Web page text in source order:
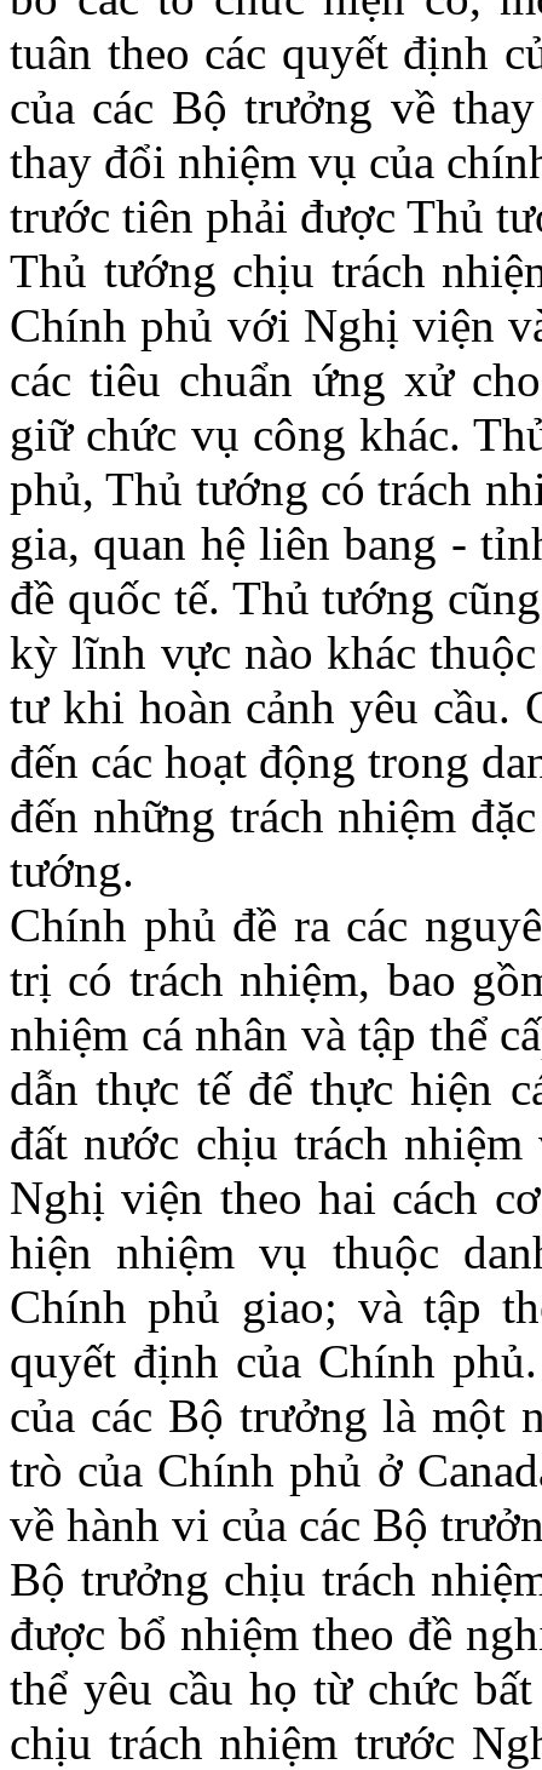
tuân theo các quyết định
của các Bộ trưởng về
thay đổi nhiệm vụ của
trước tiên phải được Thủ
Thủ tướng chịu trách
Chính phủ với Nghị viện
các tiêu chuẩn ứng xử
giữ chức vụ công khác.
phủ, Thủ tướng có trách
gia, quan hệ liên bang -
đề quốc tế. Thủ tướng
kỳ lĩnh vực nào khác
tư khi hoàn cảnh yêu cầu.
đến các hoạt động trong
đến những trách nhiệm
tướng.
Chính phủ đề ra các
trị có trách nhiệm, bao
nhiệm cá nhân và tập thể
dẫn thực tế để thực hiện
đất nước chịu trách
Nghị viện theo hai cách
hiện nhiệm vụ thuộc
Chính phủ giao; và tập
quyết định của Chính
của các Bộ trưởng là một
trò của Chính phủ ở
về hành vi của các Bộ
Bộ trưởng chịu trách
được bổ nhiệm theo đề
thể yêu cầu họ từ chức
chịu trách nhiệm trước